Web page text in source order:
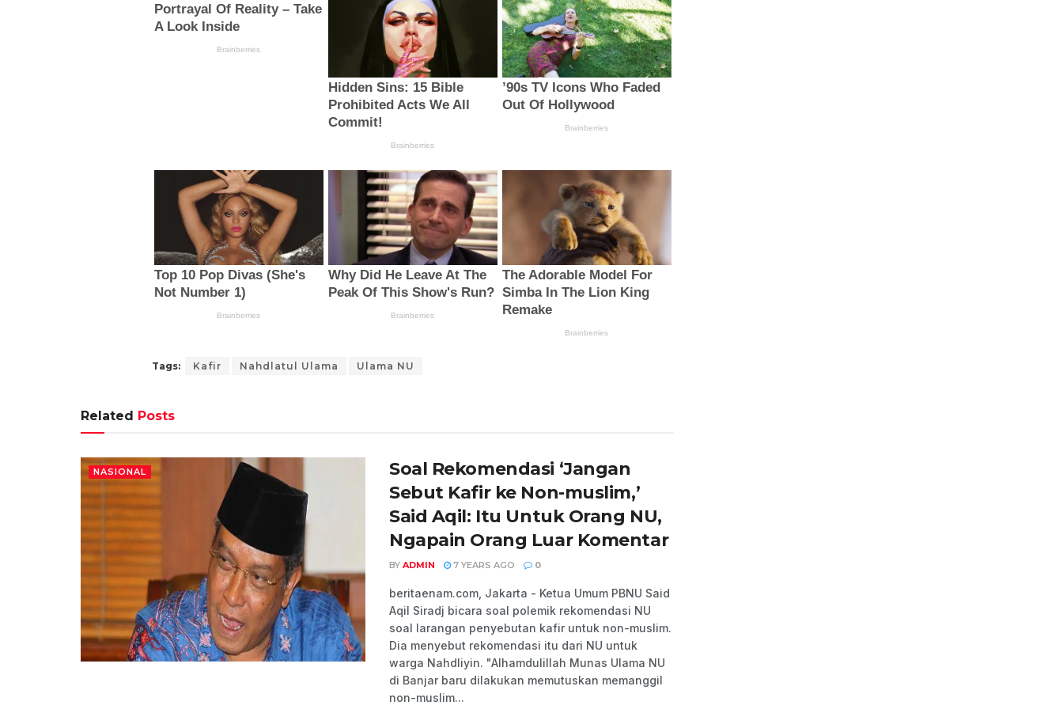
Tags: Kafir Nahdlatul Ulama Ulama NU
Related Posts
NASIONAL
Soal Rekomendasi ‘Jangan
Sebut Kafir ke Non-muslim,’
Said Aqil: Itu Untuk Orang NU,
Ngapain Orang Luar Komentar
BY ADMIN 7 YEARS AGO 0
beritaenam.com, Jakarta - Ketua Umum PBNU Said
Aqil Siradj bicara soal polemik rekomendasi NU
soal larangan penyebutan kafir untuk non-muslim.
Dia menyebut rekomendasi itu dari NU untuk
warga Nahdliyin. "Alhamdulillah Munas Ulama NU
di Banjar baru dilakukan memutuskan memanggil
non-muslim...